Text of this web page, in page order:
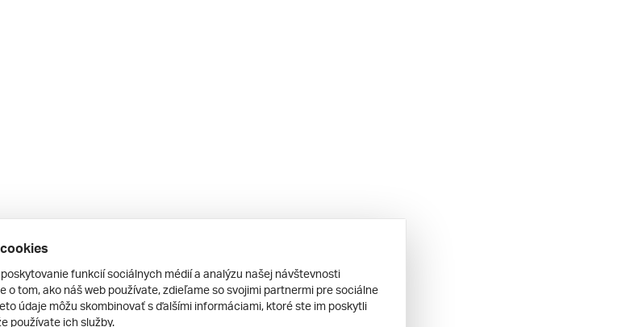
funkcií sociálnych médií a analýzu našej návštevnosti
o tom, ako náš web používate, zdieľame so svojimi partnermi pre sociálne
údaje môžu skombinovať s ďalšími informáciami, ktoré ste im poskytli
používate ich služby.